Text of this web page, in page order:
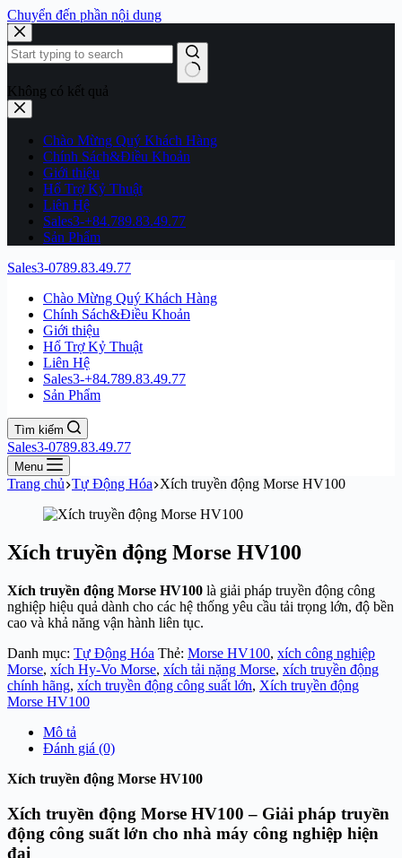
Chuyển đến phần nội dung
Không có kết quả
Chào Mừng Quý Khách Hàng
Chính Sách&Điều Khoản
Giới thiệu
Hổ Trợ Kỷ Thuật
Liên Hệ
Sales3-+84.789.83.49.77
Sản Phẩm
Sales3-0789.83.49.77
Chào Mừng Quý Khách Hàng
Chính Sách&Điều Khoản
Giới thiệu
Hổ Trợ Kỷ Thuật
Liên Hệ
Sales3-+84.789.83.49.77
Sản Phẩm
Tìm kiếm
Sales3-0789.83.49.77
Menu
Trang chủ Tự Động Hóa Xích truyền động Morse HV100
Xích truyền động Morse HV100
Xích truyền động Morse HV100 là giải pháp truyền động công
nghiệp hiệu quả dành cho các hệ thống yêu cầu tải trọng lớn, độ bền
cao và khả năng vận hành liên tục.
Danh mục: Tự Động Hóa Thẻ: Morse HV100, xích công nghiệp
Morse, xích Hy-Vo Morse, xích tải nặng Morse, xích truyền động
chính hãng, xích truyền động công suất lớn, Xích truyền động
Morse HV100
Mô tả
Đánh giá (0)
Xích truyền động Morse HV100
Xích truyền động Morse HV100 – Giải pháp truyền
động công suất lớn cho nhà máy công nghiệp hiện
đại